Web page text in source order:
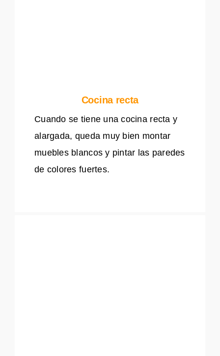
Cocina recta
Cuando se tiene una cocina recta y
alargada, queda muy bien montar
muebles blancos y pintar las paredes
de colores fuertes.